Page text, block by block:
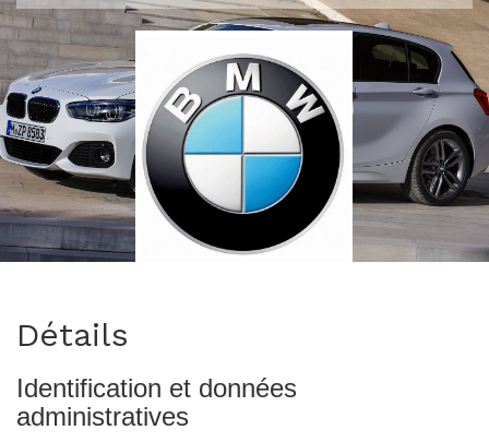
Détails
Identification et données
administratives